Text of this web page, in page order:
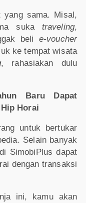
yang sama. Misal,
suka traveling,
beli e-voucher
ke tempat wisata
, rahasiakan dulu
Baru Dapat
Horai
untuk bertukar
Selain banyak
SimobiPlus dapat
dengan transaksi
ini, kamu akan